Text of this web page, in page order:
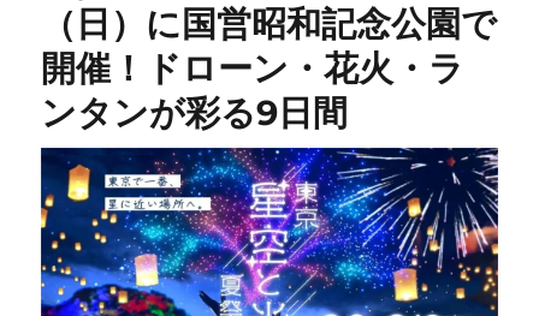
（日）に国営昭和記念公園で
開催！ドローン・花火・ラ
ンタンが彩る9日間